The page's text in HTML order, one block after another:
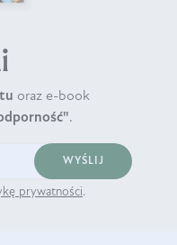
oraz e-book
.
WYŚLIJ
prywatności.